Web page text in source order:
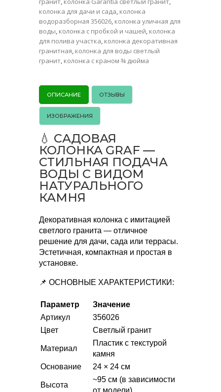
колонка для дачи и сада, колонка
водоразборная 356026, колонка уличная для
воды, колонка с пробкой и чашей, колонка
для полива участка, колонка декоративная
гранитная, колонка для воды светлый
гранит, колонка с краном ¾ дюйма
ОПИСАНИЕ ОТЗЫВЫ
ИЗОБРАЖЕНИЯ
💧 САДОВАЯ
КОЛОНКА GRAF —
СТИЛЬНАЯ ПОДАЧА
ВОДЫ С ВИДОМ
НАТУРАЛЬНОГО
КАМНЯ
Декоративная колонка с имитацией
светлого гранита — отличное
решение для дачи, сада или террасы.
Эстетичная, компактная и простая в
установке.
📌 ОСНОВНЫЕ ХАРАКТЕРИСТИКИ:
Параметр
Значение
Артикул
356026
Цвет
Светлый гранит
Материал
Пластик с текстурой
камня
Основание
24 × 24 см
Высота
~95 см (в зависимости
от модели)